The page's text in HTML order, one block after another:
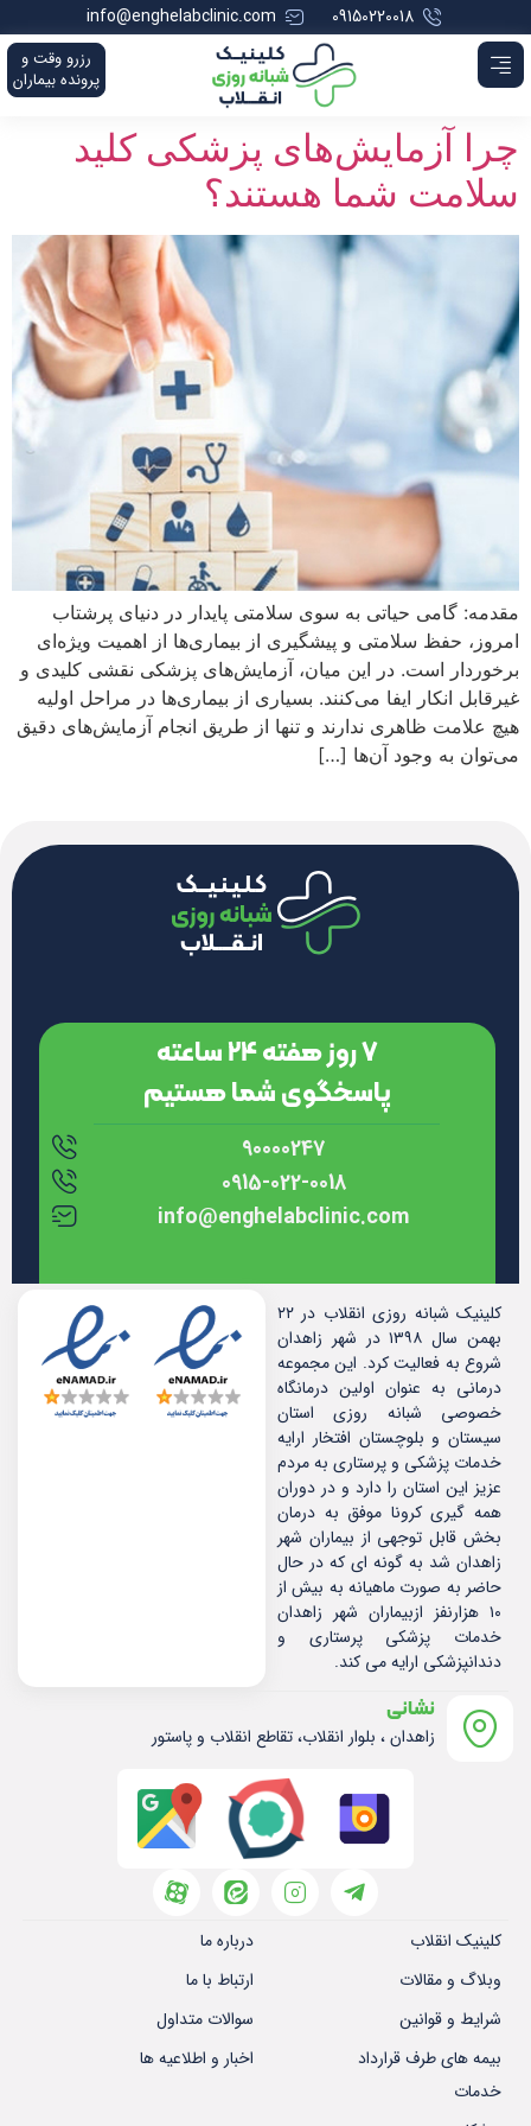
09150220018
info@enghelabclinic.com
رزرو وقت و
پرونده بیماران
چرا آزمایش‌های پزشکی کلید
سلامت شما هستند؟
مقدمه: گامی حیاتی به سوی سلامتی پایدار در دنیای پرشتاب
امروز، حفظ سلامتی و پیشگیری از بیماری‌ها از اهمیت ویژه‌ای
برخوردار است. در این میان، آزمایش‌های پزشکی نقشی کلیدی و
غیرقابل انکار ایفا می‌کنند. بسیاری از بیماری‌ها در مراحل اولیه
هیچ علامت ظاهری ندارند و تنها از طریق انجام آزمایش‌های دقیق
می‌توان به وجود آن‌ها […]
7 روز هفته 24 ساعته
پاسخگوی شما هستیم
90000247
0915-022-0018
info@enghelabclinic.com
کلینیک شبانه روزی انقلاب در ۲۲
بهمن سال ۱۳۹۸ در شهر زاهدان
شروع به فعالیت کرد. این مجموعه
درمانی به عنوان اولین درمانگاه
خصوصی شبانه روزی استان
سیستان و بلوچستان افتخار ارایه
خدمات پزشکی و پرستاری به مردم
عزیز این استان را دارد و در دوران
همه گیری کرونا موفق به درمان
بخش قابل توجهی از بیماران شهر
زاهدان شد به گونه ای که در حال
حاضر به صورت ماهیانه به بیش از
۱۰ هزارنفز ازبیماران شهر زاهدان
خدمات پزشکی پرستاری و
دندانپزشکی ارایه می کند.
نشانی
زاهدان ، بلوار انقلاب، تقاطع انقلاب و پاستور
کلینیک انقلاب
وبلاگ و مقالات
شرایط و قوانین
بیمه های طرف قرارداد
درباره ما
ارتباط با ما
سوالات متداول
اخبار و اطلاعیه ها
خدمات